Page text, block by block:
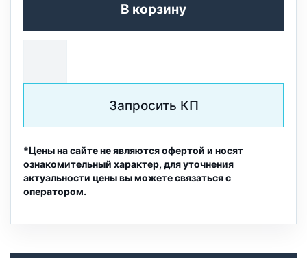
В корзину
Запросить КП
*Цены на сайте не являются офертой и носят
ознакомительный характер, для уточнения
актуальности цены вы можете связаться с
оператором.